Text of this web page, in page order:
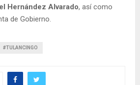
Hernández Alvarado, así como
de Gobierno.
#TULANCINGO